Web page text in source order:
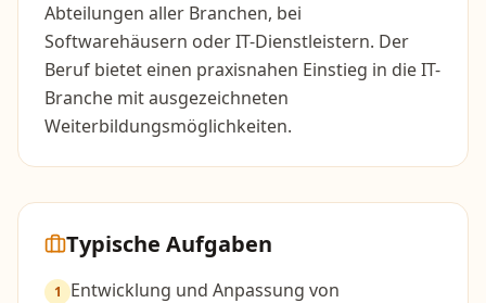
Abteilungen aller Branchen, bei
Softwarehäusern oder IT-Dienstleistern. Der
Beruf bietet einen praxisnahen Einstieg in die IT-
Branche mit ausgezeichneten
Weiterbildungsmöglichkeiten.
Typische Aufgaben
1
Entwicklung und Anpassung von